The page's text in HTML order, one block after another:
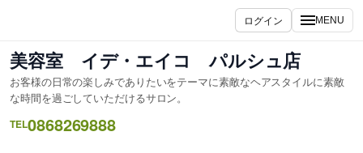
を
ス
キ
ッ
プ
ログイン MENU
美容室 イデ・エイコ パルシュ店
お客様の日常の楽しみでありたいをテーマに素敵なヘアスタイルに素敵
な時間を過ごしていただけるサロン。
TEL0868269888